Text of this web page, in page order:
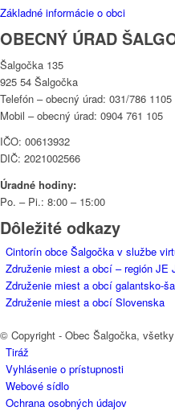
Základné informácie o obci
OBECNÝ ÚRAD
Šalgočka 135
925 54 Šalgočka
Telefón – obecný úrad: 031/786 1105
Mobil – obecný úrad: 0904 761 105
IČO: 00613932
DIČ: 2021002566
Úradné hodiny:
Po. – Pi.: 8:00 – 15:00
Dôležité odkazy
Cintorín obce Šalgočka v službe
Združenie miest a obcí – región JE
Združenie miest a obcí galantsko-
Združenie miest a obcí Slovenska
© Copyright - Obec Šalgočka,
Tiráž
Vyhlásenie o prístupnosti
Webové sídlo
Ochrana osobných údajov